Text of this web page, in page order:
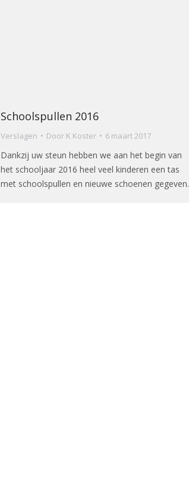
Schoolspullen 2016
Verslagen Door K Koster 6 maart 2017
Dankzij uw steun hebben we aan het begin van
het schooljaar 2016 heel veel kinderen een tas
met schoolspullen en nieuwe schoenen gegeven.